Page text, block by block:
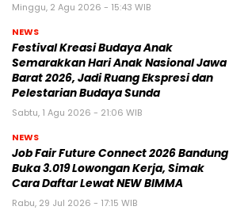
Minggu, 2 Agu 2026 - 15:43 WIB
NEWS
Festival Kreasi Budaya Anak
Semarakkan Hari Anak Nasional Jawa
Barat 2026, Jadi Ruang Ekspresi dan
Pelestarian Budaya Sunda
Sabtu, 1 Agu 2026 - 21:06 WIB
NEWS
Job Fair Future Connect 2026 Bandung
Buka 3.019 Lowongan Kerja, Simak
Cara Daftar Lewat NEW BIMMA
Rabu, 29 Jul 2026 - 17:15 WIB